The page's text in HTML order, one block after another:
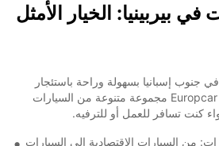
في بيربينيا: الخيار الأمثل
جنوب إسبانيا بسهولة وراحة باستئجار
سيارة من Europcar. توفر Europcar مجموعة متنوعة من السيارات
كنت تسافر للعمل أو للترفيه.
من السيارات الاقتصادية إلى السيارات